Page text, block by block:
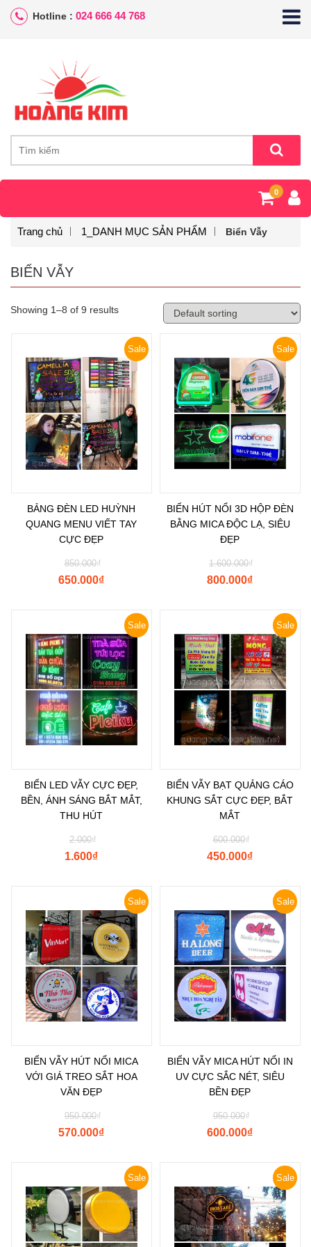
Hotline : 024 666 44 768
0
Trang chủ 1_DANH MỤC SẢN PHẨM Biển Vẫy
BIỂN VẪY
Showing 1–8 of 9 results
Sale
BẢNG ĐÈN LED HUỲNH
QUANG MENU VIẾT TAY
CỰC ĐẸP
₫
850.000
₫
650.000
Sale
BIỂN HÚT NỔI 3D HỘP ĐÈN
BẰNG MICA ĐỘC LẠ, SIÊU
ĐẸP
₫
1.600.000
₫
800.000
Sale
BIỂN LED VẪY CỰC ĐẸP,
BỀN, ÁNH SÁNG BẮT MẮT,
THU HÚT
₫
2.000
₫
1.600
Sale
BIỂN VẪY BẠT QUẢNG CÁO
KHUNG SẮT CỰC ĐẸP, BẮT
MẮT
₫
600.000
₫
450.000
Sale
BIỂN VẪY HÚT NỔI MICA
VỚI GIÁ TREO SẮT HOA
VĂN ĐẸP
₫
950.000
₫
570.000
Sale
BIỂN VẪY MICA HÚT NỔI IN
UV CỰC SẮC NÉT, SIÊU
BỀN ĐẸP
₫
950.000
₫
600.000
Sale Sale